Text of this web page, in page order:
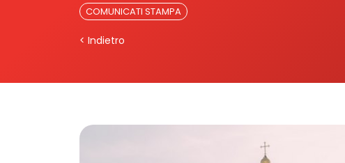
COMUNICATI STAMPA
< Indietro